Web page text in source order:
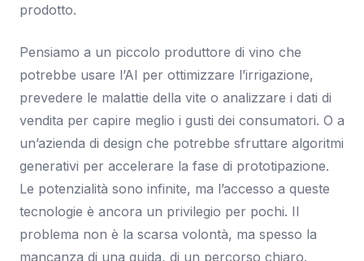
prodotto.
Pensiamo a un piccolo produttore di vino che
potrebbe usare l’AI per ottimizzare l’irrigazione,
prevedere le malattie della vite o analizzare i dati di
vendita per capire meglio i gusti dei consumatori. O a
un’azienda di design che potrebbe sfruttare algoritmi
generativi per accelerare la fase di prototipazione.
Le potenzialità sono infinite, ma l’accesso a queste
tecnologie è ancora un privilegio per pochi. Il
problema non è la scarsa volontà, ma spesso la
mancanza di una guida, di un percorso chiaro.